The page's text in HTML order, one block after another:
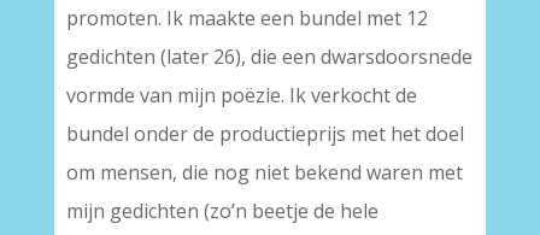
promoten. Ik maakte een bundel met 12
gedichten (later 26), die een dwarsdoorsnede
vormde van mijn poëzie. Ik verkocht de
bundel onder de productieprijs met het doel
om mensen, die nog niet bekend waren met
mijn gedichten (zo’n beetje de hele